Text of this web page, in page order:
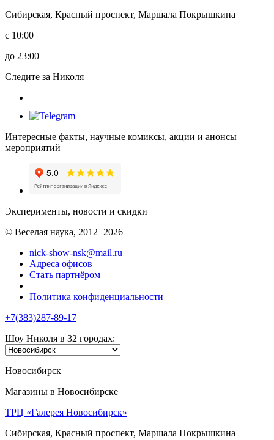
Сибирская, Красный проспект, Маршала Покрышкина
c 10:00
до 23:00
Следите за Николя
Интересные факты, научные комиксы, акции и анонсы
мероприятий
Эксперименты, новости и скидки
© Веселая наука, 2012−2026
nick-show-nsk@mail.ru
Адреса офисов
Стать партнёром
Политика конфиденциальности
+7(383)287-89-17
Шоу Николя в 32 городах:
Новосибирск
Магазины в Новосибирске
ТРЦ «Галерея Новосибирск»
Сибирская, Красный проспект, Маршала Покрышкина